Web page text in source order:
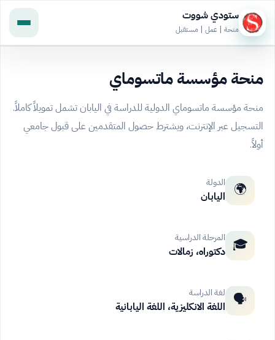
ستودي شووت
منحة | عمل | مستقبل
منحة مؤسسة ماتسوماي
منحة مؤسسة ماتسوماي الدولية للدراسة في اليابان تشمل تمويلاً كاملاً.
التسجيل عبر الإنترنت، ويشترط حصول المتقدمين على قبول جامعي
أولاً.
🌍 الدولة
اليابان
🎓 المرحلة الدراسية
دكتوراه، زمالات
🗣️ لغة الدراسة
اللغة الانكليزية، اللغة اليابانية